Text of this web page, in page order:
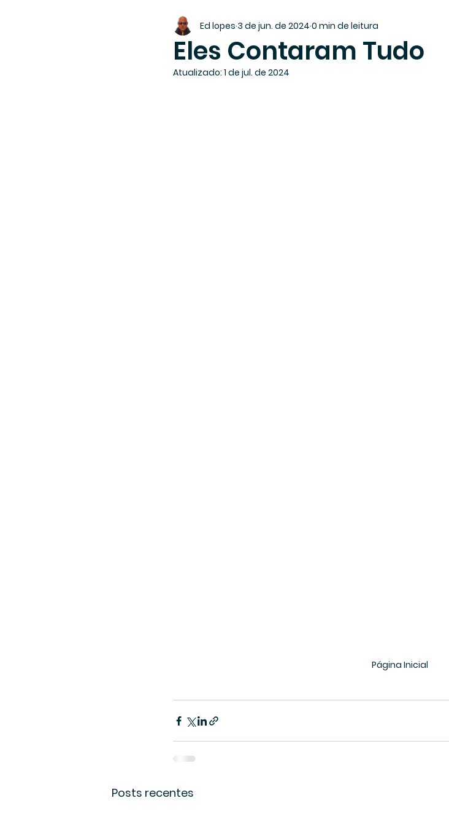
Eles Contaram Tudo
Ed lopes 3 de jun. de 2024 0 min de leitura
Atualizado: 1 de jul. de 2024
Página Inicial
Posts recentes